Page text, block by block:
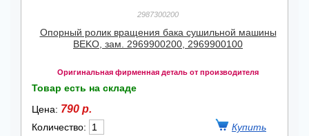
2987300200
Опорный ролик вращения бака сушильной машины
BEKO, зам. 2969900200, 2969900100
Оригинальная фирменная деталь от производителя
Товар есть на складе
Цена: 790 р.
Количество: